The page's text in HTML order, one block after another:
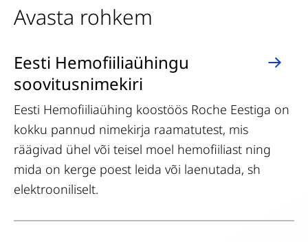
Avasta rohkem
Eesti Hemofiiliaühingu
soovitusnimekiri
Eesti Hemofiiliaühing koostöös Roche Eestiga on
kokku pannud nimekirja raamatutest, mis
räägivad ühel või teisel moel hemofiiliast ning
mida on kerge poest leida või laenutada, sh
elektrooniliselt.